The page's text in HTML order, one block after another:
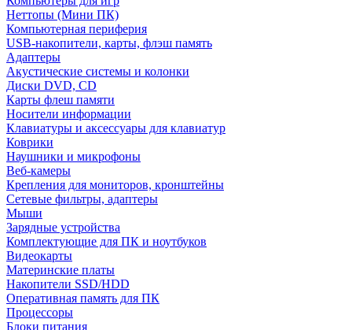
Неттопы (Мини ПК)
Компьютерная периферия
USB-накопители, карты, флэш память
Адаптеры
Акустические системы и колонки
Диски DVD, CD
Карты флеш памяти
Носители информации
Клавиатуры и аксессуары для клавиатур
Коврики
Наушники и микрофоны
Веб-камеры
Крепления для мониторов, кронштейны
Сетевые фильтры, адаптеры
Мыши
Зарядные устройства
Комплектующие для ПК и ноутбуков
Видеокарты
Материнские платы
Накопители SSD/HDD
Оперативная память для ПК
Процессоры
Блоки питания